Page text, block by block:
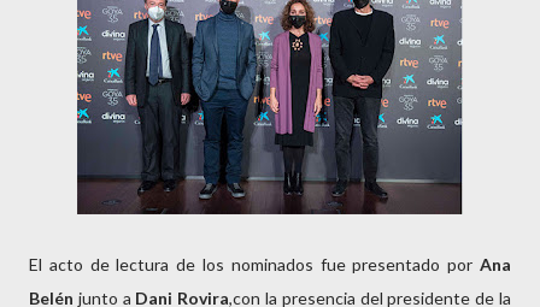
El acto de lectura de los nominados fue presentado por Ana
Belén junto a Dani Rovira,con la presencia del presidente de la